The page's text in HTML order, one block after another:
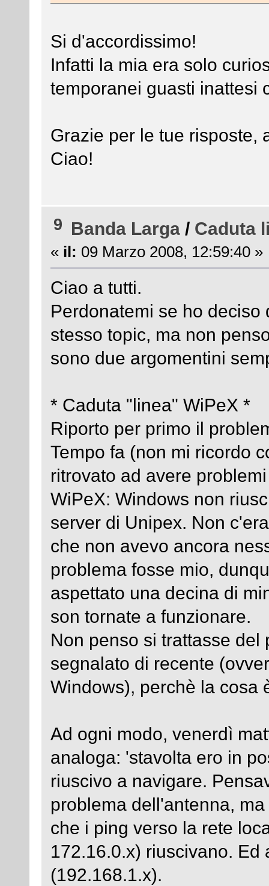
Si d'accordissimo!
Infatti la mia era solo
temporanei guasti inattesi
Grazie per le tue risposte,
Ciao!
9 Banda Larga / Caduta
« il: 09 Marzo 2008, 12:59:40 »
Ciao a tutti.
Perdonatemi se ho
stesso topic, ma non
sono due argomentini
* Caduta "linea" WiPeX *
Riporto per primo il
Tempo fa (non mi ricordo
ritrovato ad avere
WiPeX: Windows non
server di Unipex. Non
che non avevo ancora
problema fosse mio,
aspettato una decina di
son tornate a funzionare.
Non penso si trattasse
segnalato di recente
Windows), perchè la cosa
Ad ogni modo, venerdì
analoga: 'stavolta ero in
riuscivo a navigare.
problema dell'antenna,
che i ping verso la rete
172.16.0.x) riuscivano.
(192.168.1.x).